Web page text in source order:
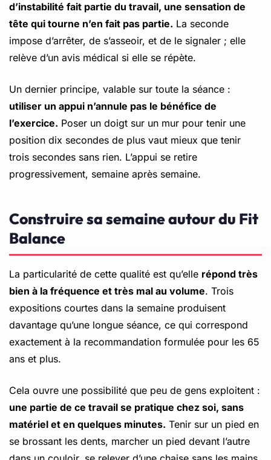
d’instabilité fait partie du travail, une sensation de
tête qui tourne n’en fait pas partie. La seconde
impose d’arrêter, de s’asseoir, et de le signaler ; elle
relève d’un avis médical si elle se répète.
Un dernier principe, valable sur toute la séance :
utiliser un appui n’annule pas le bénéfice de
l’exercice. Poser un doigt sur un mur pour tenir une
position dix secondes de plus vaut mieux que tenir
trois secondes sans rien. L’appui se retire
progressivement, semaine après semaine.
Construire sa semaine autour du Fit
Balance
La particularité de cette qualité est qu’elle répond très
bien à la fréquence et très mal au volume. Trois
expositions courtes dans la semaine produisent
davantage qu’une longue séance, ce qui correspond
exactement à la recommandation formulée pour les 65
ans et plus.
Cela ouvre une possibilité que peu de gens exploitent :
une partie de ce travail se pratique chez soi, sans
matériel et en quelques minutes. Tenir sur un pied en
se brossant les dents, marcher un pied devant l’autre